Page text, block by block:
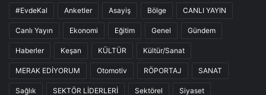
#EvdeKal Anketler Asayiş Bölge CANLI YAYIN
Canlı Yayın Ekonomi Eğitim Genel Gündem
Haberler Keşan KÜLTÜR Kültür/Sanat
MERAK EDİYORUM Otomotiv RÖPORTAJ SANAT
Sağlık SEKTÖR LİDERLERİ Sektörel Siyaset